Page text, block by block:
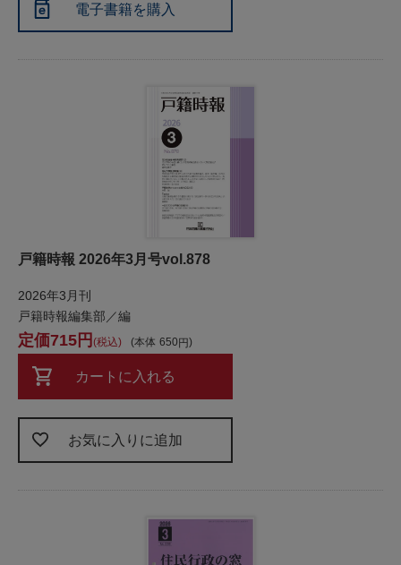
電子書籍を購入
戸籍時報 2026年3月号vol.878
2026年3月刊
戸籍時報編集部／編
本体 650
715 税込
カートに入れる
お気に入りに追加